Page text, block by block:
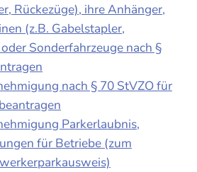
Rückezüge), ihre Anhänger,
(z.B. Gabelstapler,
Sonderfahrzeuge nach §
nach § 70 StVZO für
Parkerlaubnis,
für Betriebe (zum